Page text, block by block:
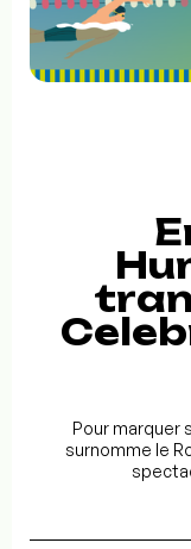
Pour marquer
surnomme le